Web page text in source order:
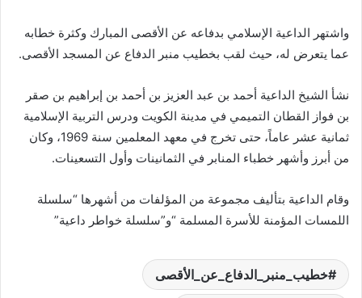
واشتهر الداعية الإسلامي بدفاعه عن الأقصى المبارك وكثرة خطابه
عما يتعرض له، حيث لقب بخطيب منبر الدفاع عن المسجد الأقصى.
نشأ الشيخ الداعية أحمد بن عبد العزيز بن أحمد بن إبراهيم بن صقر
بن فواز القطان التميمي في مدينة الكويت ودرس التربية الإسلامية
ثمانية عشر عاماً، حتى تخرج في معهد المعلمين سنة 1969، وكان
من أبرز وأشهر خطباء المنابر في الثمانينات وأول التسعينات.
وقام الداعية بتأليف مجموعة من المؤلفات من أشهرها “سلسلة
اللمسات المؤمنة للأسرة المسلمة “و”سلسلة خواطر داعية”
خطيب_منبر_الدفاع_عن_الأقصى